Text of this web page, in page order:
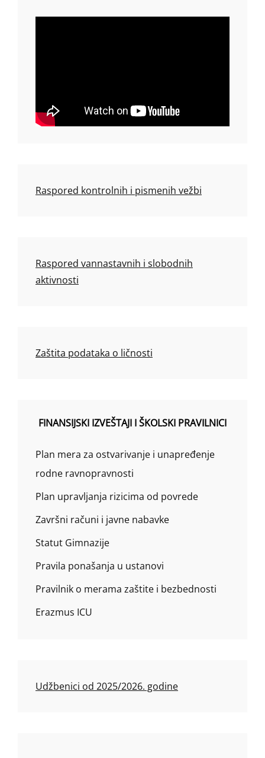
Raspored kontrolnih i pismenih vežbi
Raspored vannastavnih i slobodnih
aktivnosti
Zaštita podataka o ličnosti
FINANSIJSKI IZVEŠTAJI I ŠKOLSKI PRAVILNICI
Plan mera za ostvarivanje i unapređenje
rodne ravnopravnosti
Plan upravljanja rizicima od povrede
Završni računi i javne nabavke
Statut Gimnazije
Pravila ponašanja u ustanovi
Pravilnik o merama zaštite i bezbednosti
Erazmus ICU
Udžbenici od 2025/2026. godine